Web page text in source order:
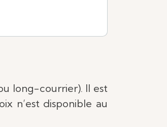
long-courrier). Il est
n’est disponible au